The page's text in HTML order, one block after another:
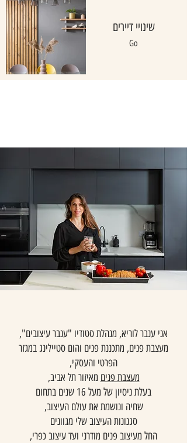
שינויי דיירים
Go
אני ענבר לוריא, מנהלת סטודיו "ענבר עיצובים",
מעצבת פנים, מתכננת פנים והום סטיילינג במגזר
הפרטי והעסקי,
מעצבת פנים מאיזור תל אביב,
בעלת ניסיון של מעל 16 שנים בתחום
שחיה ונושמת את עולם העיצוב,
סגנונות העיצוב שלי מגוונים
החל מעיצוב פנים מודרני ועד עיצוב כפרי,